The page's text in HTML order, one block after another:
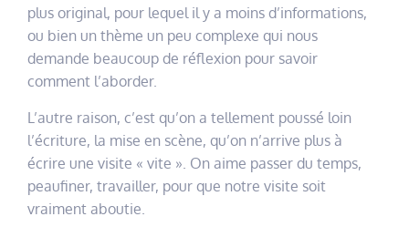
plus original, pour lequel il y a moins d’informations,
ou bien un thème un peu complexe qui nous
demande beaucoup de réflexion pour savoir
comment l’aborder.
L’autre raison, c’est qu’on a tellement poussé loin
l’écriture, la mise en scène, qu’on n’arrive plus à
écrire une visite « vite ». On aime passer du temps,
peaufiner, travailler, pour que notre visite soit
vraiment aboutie.